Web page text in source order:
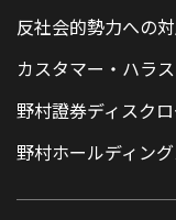
反社会的勢力への
カスタマー・ハラ
野村證券ディスク
野村ホールディン